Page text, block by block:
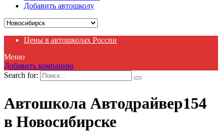
Добавить автошколу
Цены в автошколах России
Меню
Добавить компанию
Search for:
Автошкола Автодрайвер154
в Новосибирске